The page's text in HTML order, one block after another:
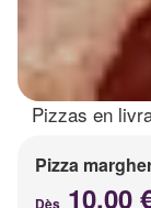
Pizzas en
Pizza
Dès 10.00